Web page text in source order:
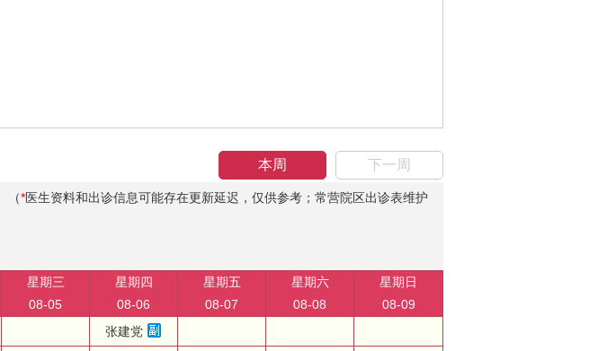
本周 下一周
（*医生资料和出诊信息可能存在更新延迟，仅供参考；常营院区出诊表维护
星期三
08-05
星期四
08-06
星期五
08-07
星期六
08-08
星期日
08-09
张建党